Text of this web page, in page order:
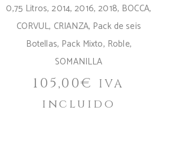
0,75 Litros, 2014, 2016, 2018, BOCCA,
CORVUL, CRIANZA, Pack de seis
Botellas, Pack Mixto, Roble,
SOMANILLA
105,00€
IVA
incluido